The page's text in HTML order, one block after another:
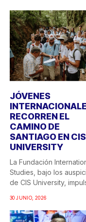
JÓVENES
RECORREN EL
CAMINO DE
SANTIAGO EN CIS
UNIVERSITY
La Fundación
Studies, bajo los
de CIS University,
30 JUNIO, 2026